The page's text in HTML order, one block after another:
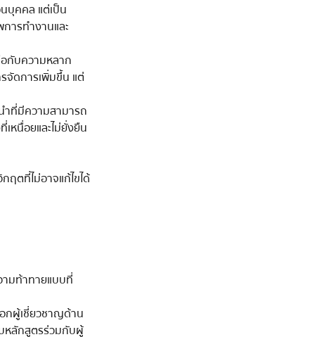
บุคคล แต่เป็น
ารทำงานและ
กับความหลาก
จัดการเพิ่มขึ้น แต่
ที่มีความสามารถ
หนื่อยและไม่ยั่งยืน
ตที่ไม่อาจแก้ไขได้
ามท้าทายแบบที่
หลักสูตรร่วมกับผู้